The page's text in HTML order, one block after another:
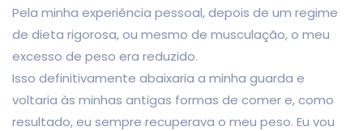
Pela minha experiência pessoal, depois de um regime
de dieta rigorosa, ou mesmo de musculação, o meu
excesso de peso era reduzido.
Isso definitivamente abaixaria a minha guarda e
voltaria às minhas antigas formas de comer e, como
resultado, eu sempre recuperava o meu peso. Eu vou